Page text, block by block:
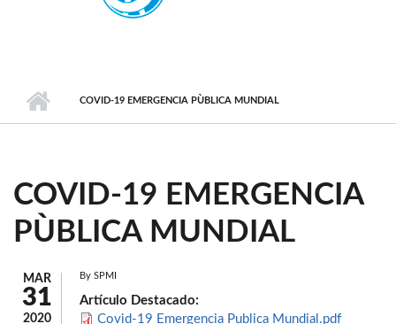
COVID-19 EMERGENCIA PÙBLICA MUNDIAL
COVID-19 EMERGENCIA
PÙBLICA MUNDIAL
MAR
31
2020
By SPMI
Artículo Destacado:
Covid-19 Emergencia Publica Mundial.pdf